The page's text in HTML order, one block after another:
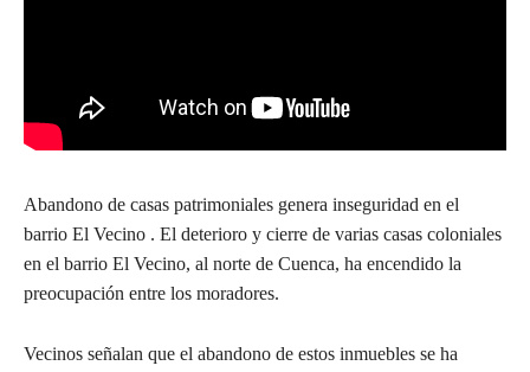
Abandono de casas patrimoniales genera inseguridad en el
barrio El Vecino . El deterioro y cierre de varias casas coloniales
en el barrio El Vecino, al norte de Cuenca, ha encendido la
preocupación entre los moradores.
Vecinos señalan que el abandono de estos inmuebles se ha